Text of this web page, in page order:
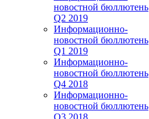
новостной бюллютень
Q2 2019
Информационно-
новостной бюллютень
Q1 2019
Информационно-
новостной бюллютень
Q4 2018
Информационно-
новостной бюллютень
Q3 2018